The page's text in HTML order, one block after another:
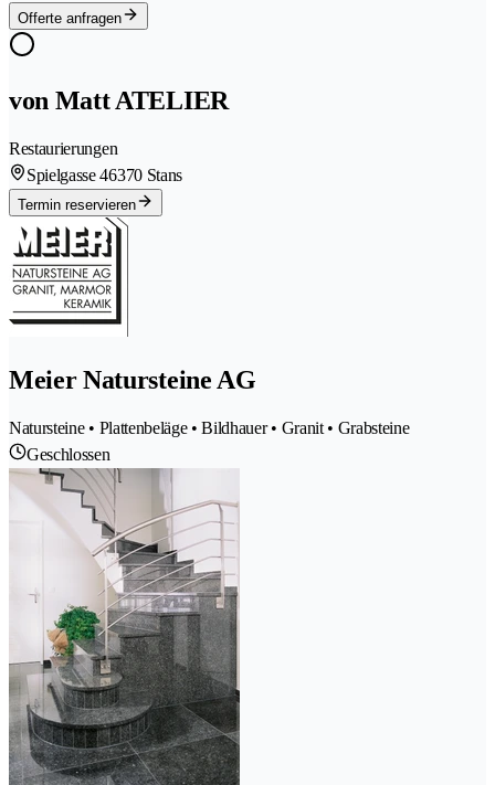
Offerte anfragen
von Matt ATELIER
Restaurierungen
Spielgasse 46370 Stans
Termin reservieren
Meier Natursteine AG
Natursteine • Plattenbeläge • Bildhauer • Granit • Grabsteine
Geschlossen